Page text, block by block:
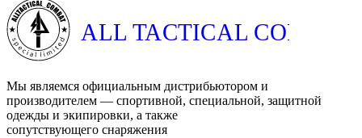
ALL TACTICAL COMBAT
Мы являемся официальным дистрибьютором и
производителем — спортивной, специальной, защитной
одежды и экипировки, а также
сопутствующего снаряжения